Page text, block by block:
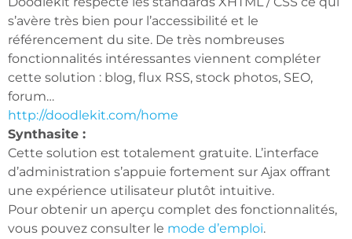
s’avère très bien pour l’accessibilité et le
référencement du site. De très nombreuses
fonctionnalités intéressantes viennent compléter
cette solution : blog, flux RSS, stock photos, SEO,
forum…
http://doodlekit.com/home
Synthasite :
Cette solution est totalement gratuite. L’interface
d’administration s’appuie fortement sur Ajax offrant
une expérience utilisateur plutôt intuitive.
Pour obtenir un aperçu complet des fonctionnalités,
vous pouvez consulter le mode d’emploi.